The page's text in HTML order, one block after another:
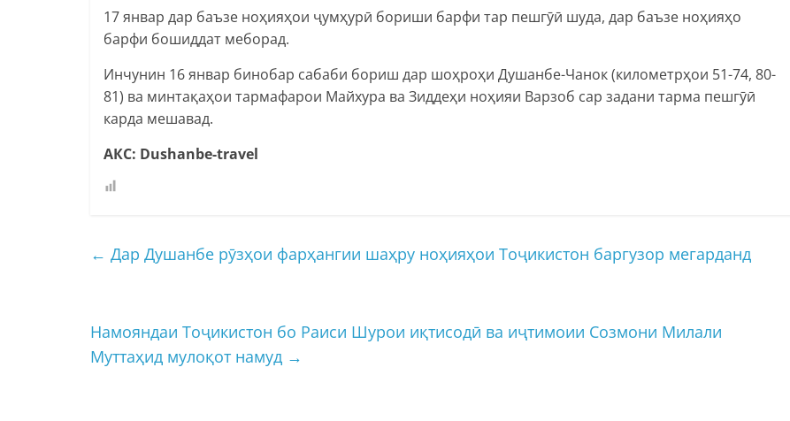
17 январ дар баъзе ноҳияҳои ҷумҳурӣ бориши барфи тар пешгӯӣ шуда, дар баъзе ноҳияҳо
барфи бошиддат меборад.
Инчунин 16 январ бинобар сабаби бориш дар шоҳроҳи Душанбе-Чанок (километрҳои 51-74, 80-
81) ва минтақаҳои тармафарои Майхура ва Зиддеҳи ноҳияи Варзоб сар задани тарма пешгӯӣ
карда мешавад.
АКС: Dushanbe-travel
← Дар Душанбе рӯзҳои фарҳангии шаҳру ноҳияҳои Тоҷикистон баргузор мегарданд
Намояндаи Тоҷикистон бо Раиси Шурои иқтисодӣ ва иҷтимоии Созмони Милали
Муттаҳид мулоқот намуд →